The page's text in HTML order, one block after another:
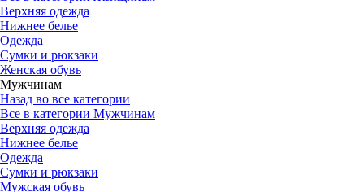
Верхняя одежда
Нижнее белье
Одежда
Сумки и рюкзаки
Женская обувь
Мужчинам
Назад во все категории
Все в категории Мужчинам
Верхняя одежда
Нижнее белье
Одежда
Сумки и рюкзаки
Мужская обувь